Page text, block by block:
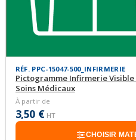
RÉF. PPC-15047-500_INFIRMERIE
Pictogramme Infirmerie Visible
Soins Médicaux
À partir de
3,50 € HT
CHOISIR